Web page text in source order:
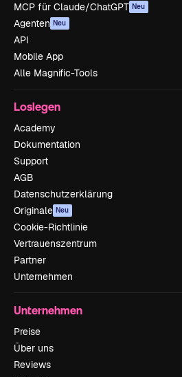
MCP für Claude/ChatGPT Neu
Agenten Neu
API
Mobile App
Alle Magnific-Tools
Loslegen
Academy
Dokumentation
Support
AGB
Datenschutzerklärung
Originale Neu
Cookie-Richtlinie
Vertrauenszentrum
Partner
Unternehmen
Unternehmen
Preise
Über uns
Reviews